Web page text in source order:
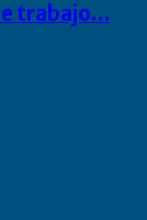
trabajo…